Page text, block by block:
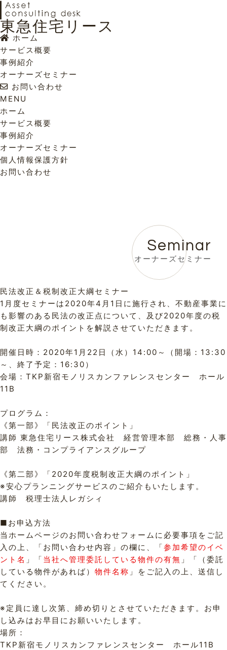
東急住宅リース
ホーム
サービス概要
事例紹介
オーナーズセミナー
お問い合わせ
MENU
ホーム
サービス概要
事例紹介
オーナーズセミナー
個人情報保護方針
お問い合わせ
Seminar
オーナーズセミナー
民法改正＆税制改正大綱セミナー
1月度セミナーは2020年4月1日に施行され、不動産事業に
も影響のある民法の改正点について、及び2020年度の税
制改正大綱のポイントを解説させていただきます。
開催日時：2020年1月22日（水）14:00～（開場：13:30
～、終了予定：16:30）
会場： TKP新宿モノリスカンファレンスセンター ホール
11B
プログラム：
《第一部》「民法改正のポイント」
講師 東急住宅リース株式会社 経営管理本部 総務・人事
部 法務・コンプライアンスグループ
《第二部》「2020年度税制改正大綱のポイント」
※安心プランニングサービスのご紹介もいたします。
講師 税理士法人レガシィ
■お申込方法
当ホームページのお問い合わせフォームに必要事項をご記
入の上、「お問い合わせ内容」の欄に、「参加希望のイベ
ント名 」「 当社へ管理委託している物件の有無 」「（委託
している物件があれば） 物件名称 」をご記入の上、送信し
てください。
※定員に達し次第、締め切りとさせていただきます。お申
し込みはお早目にお願いいたします。
場所：
TKP新宿モノリスカンファレンスセンター ホール11B